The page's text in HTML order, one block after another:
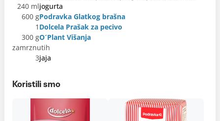
240 mljogurta
600 gPodravka Glatkog brašna
1 Dolcela Prašak za pecivo
300 g
zamrznutih
O´Plant Višanja
3jaja
Koristili smo